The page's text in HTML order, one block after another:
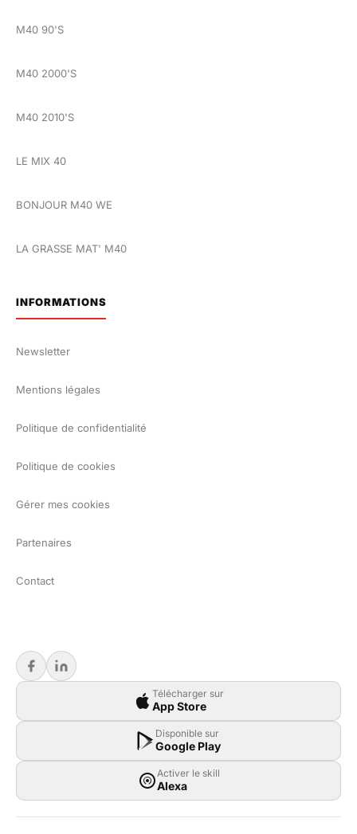
M40 90'S
M40 2000'S
M40 2010'S
LE MIX 40
BONJOUR M40 WE
LA GRASSE MAT' M40
INFORMATIONS
Newsletter
Mentions légales
Politique de confidentialité
Politique de cookies
Gérer mes cookies
Partenaires
Contact
Télécharger sur
App Store
Disponible sur
Google Play
Activer le skill
Alexa